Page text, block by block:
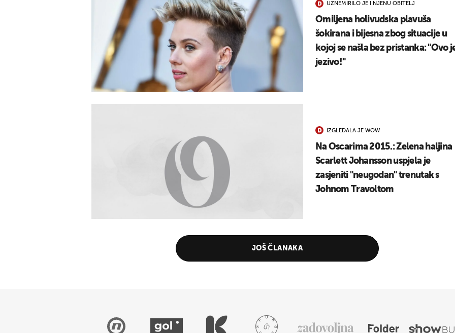
UZNEMIRILO JE I NJENU OBITELJ
Omiljena holivudska plavuša
šokirana i bijesna zbog situacije u
kojoj se našla bez pristanka: "Ovo
jezivo!"
IZGLEDALA JE WOW
Na Oscarima 2015.: Zelena haljina
Scarlett Johansson uspjela je
zasjeniti "neugodan" trenutak s
Johnom Travoltom
JOŠ ČLANAKA